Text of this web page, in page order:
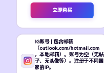
立即购买
IG账号 | 包含邮箱
（outlook.com/hotmail.com
，本地邮箱）。账号为空（无帖
子、无头像等）。注册于不同国
家的IP。